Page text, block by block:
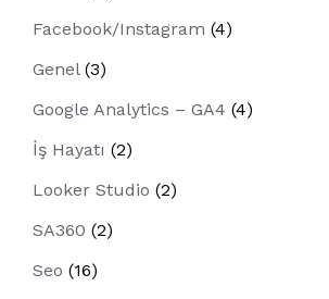
Facebook/Instagram (4)
Genel(3)
Google Analytics – GA4 (4)
İş Hayatı (2)
Looker Studio (2)
SA360 (2)
Seo (16)